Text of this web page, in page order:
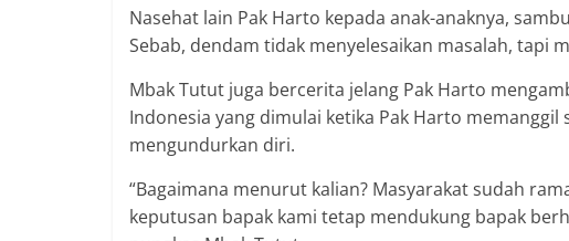
Nasehat lain Pak Harto kepada anak-anaknya,
Sebab, dendam tidak menyelesaikan masalah, tapi
Mbak Tutut juga bercerita jelang Pak Harto
Indonesia yang dimulai ketika Pak Harto
mengundurkan diri.
“Bagaimana menurut kalian? Masyarakat sudah
keputusan bapak kami tetap mendukung bapak